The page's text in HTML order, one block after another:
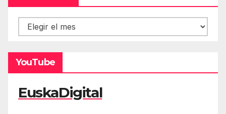
Hemeroteca
YouTube
EuskaDigital